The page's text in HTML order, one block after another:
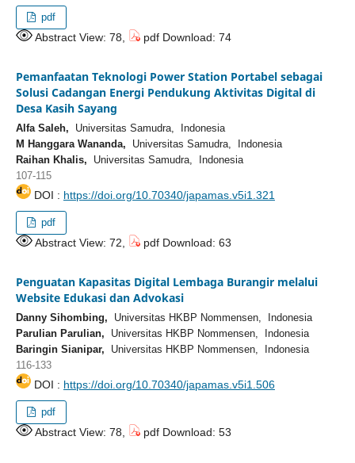
pdf
Abstract View: 78, pdf Download: 74
Pemanfaatan Teknologi Power Station Portabel sebagai
Solusi Cadangan Energi Pendukung Aktivitas Digital di
Desa Kasih Sayang
Alfa Saleh, Universitas Samudra, Indonesia
M Hanggara Wananda, Universitas Samudra, Indonesia
Raihan Khalis, Universitas Samudra, Indonesia
107-115
DOI : https://doi.org/10.70340/japamas.v5i1.321
pdf
Abstract View: 72, pdf Download: 63
Penguatan Kapasitas Digital Lembaga Burangir melalui
Website Edukasi dan Advokasi
Danny Sihombing, Universitas HKBP Nommensen, Indonesia
Parulian Parulian, Universitas HKBP Nommensen, Indonesia
Baringin Sianipar, Universitas HKBP Nommensen, Indonesia
116-133
DOI : https://doi.org/10.70340/japamas.v5i1.506
pdf
Abstract View: 78, pdf Download: 53